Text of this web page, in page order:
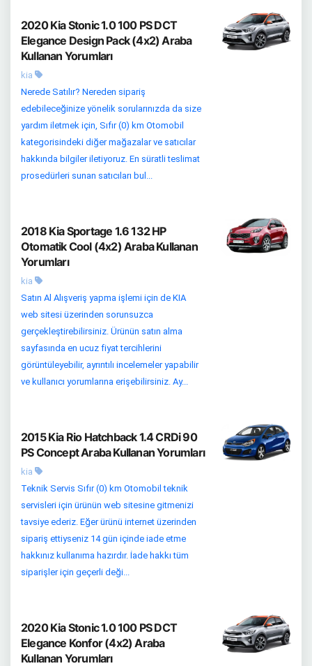
2020 Kia Stonic 1.0 100 PS DCT
Elegance Design Pack (4x2) Araba
Kullanan Yorumları
kia
Nerede Satılır? Nereden sipariş
edebileceğinize yönelik sorularınızda da size
yardım iletmek için, Sıfır (0) km Otomobil
kategorisindeki diğer mağazalar ve satıcılar
hakkında bilgiler iletiyoruz. En süratli teslimat
prosedürleri sunan satıcıları bul...
2018 Kia Sportage 1.6 132 HP
Otomatik Cool (4x2) Araba Kullanan
Yorumları
kia
Satın Al Alışveriş yapma işlemi için de KIA
web sitesi üzerinden sorunsuzca
gerçekleştirebilirsiniz. Ürünün satın alma
sayfasında en ucuz fiyat tercihlerini
görüntüleyebilir, ayrıntılı incelemeler yapabilir
ve kullanıcı yorumlarına erişebilirsiniz. Ay...
2015 Kia Rio Hatchback 1.4 CRDi 90
PS Concept Araba Kullanan Yorumları
kia
Teknik Servis Sıfır (0) km Otomobil teknik
servisleri için ürünün web sitesine gitmenizi
tavsiye ederiz. Eğer ürünü internet üzerinden
sipariş ettiyseniz 14 gün içinde iade etme
hakkınız kullanıma hazırdır. İade hakkı tüm
siparişler için geçerli deği...
2020 Kia Stonic 1.0 100 PS DCT
Elegance Konfor (4x2) Araba
Kullanan Yorumları